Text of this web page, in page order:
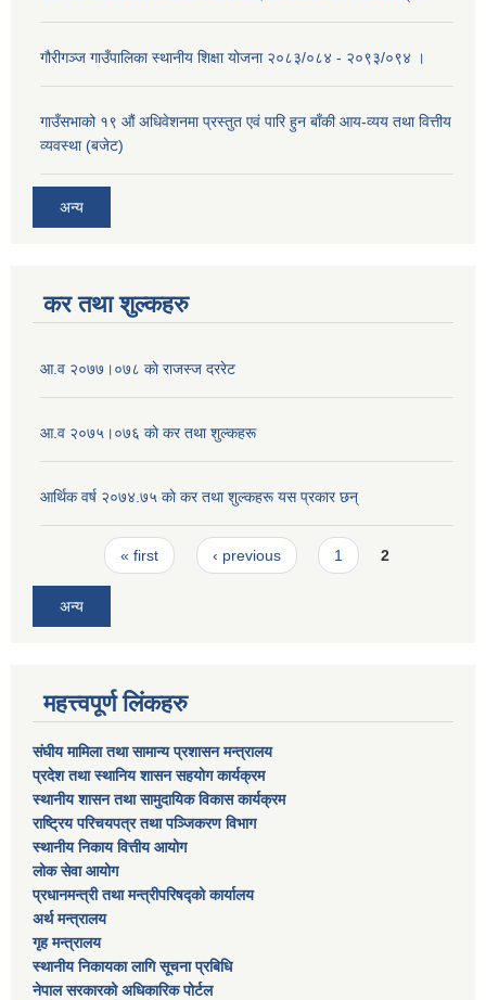
गौरीगञ्ज गाउँपालिका स्थानीय शिक्षा योजना २०८३/०८४ - २०९३/०९४ ।
गाउँसभाको १९ ‌औं अधिवेशनमा प्रस्तुत एवं पारि हुन बाँकी आय-व्यय तथा वित्तीय
व्यवस्था (बजेट)
अन्य
कर तथा शुल्कहरु
आ‍.व २०७७।०७८ काे राजस्ज दररेट
आ.व २०७५।०७६ काे कर तथा शुल्कहरू
आर्थिक वर्ष २०७४.७५ काे कर तथा शुल्कहरू यस प्रकार छन्
Pages« first ‹ previous 1 2
अन्य
महत्त्वपूर्ण लिंकहरु
संघीय मामिला तथा सामान्य प्रशासन मन्त्रालय
प्रदेश तथा स्थानिय शासन सहयोग कार्यक्रम
स्थानीय शासन तथा सामुदायिक विकास कार्यक्रम
राष्ट्रिय परिचयपत्र तथा पञ्जिकरण विभाग
स्थानीय निकाय वित्तीय आयोग
लोक सेवा आयोग
प्रधानमन्त्री तथा मन्त्रीपरिषद्को कार्यालय
अर्थ मन्त्रालय
गृह मन्त्रालय
स्थानीय निकायका लागि सूचना प्रबिधि
नेपाल सरकारको अधिकारिक पोर्टल